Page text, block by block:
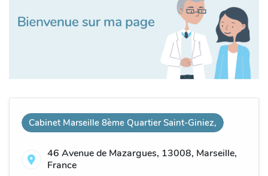
Cabinet Marseille 8ème Quartier Saint-Giniez,
46 Avenue de Mazargues, 13008, Marseille,
France